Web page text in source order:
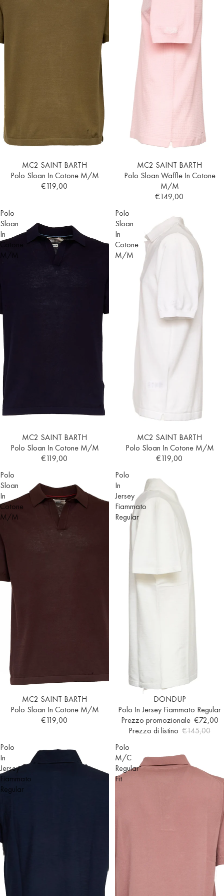
EsauritoMC2 SAINT BARTH
Polo Sloan In Cotone M/M
€119,00
EsauritoMC2 SAINT BARTH
Polo Sloan Waffle In Cotone
M/M
€149,00
Polo
Sloan
In
Cotone
M/M
EsauritoMC2 SAINT BARTH
Polo Sloan In Cotone M/M
€119,00
Polo
Sloan
In
Cotone
M/M
EsauritoMC2 SAINT BARTH
Polo Sloan In Cotone M/M
€119,00
Polo
Sloan
In
Cotone
M/M
EsauritoMC2 SAINT BARTH
Polo Sloan In Cotone M/M
€119,00
Polo
In
Jersey
Fiammato
Regular
DONDUP
Polo In Jersey Fiammato Regular
Prezzo promozionale €72,00
Prezzo di listino €145,00
Polo
In
Jersey
Fiammato
Regular
Polo
M/C
Regular
Fit